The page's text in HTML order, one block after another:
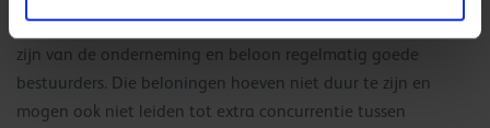
doelstellingen vast, maak duidelijk wat de verwachtingen
zijn van de onderneming en beloon regelmatig goede
bestuurders. Die beloningen hoeven niet duur te zijn en
mogen ook niet leiden tot extra concurrentie tussen